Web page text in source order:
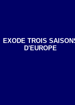
EXODE TROIS
D'EUROPE